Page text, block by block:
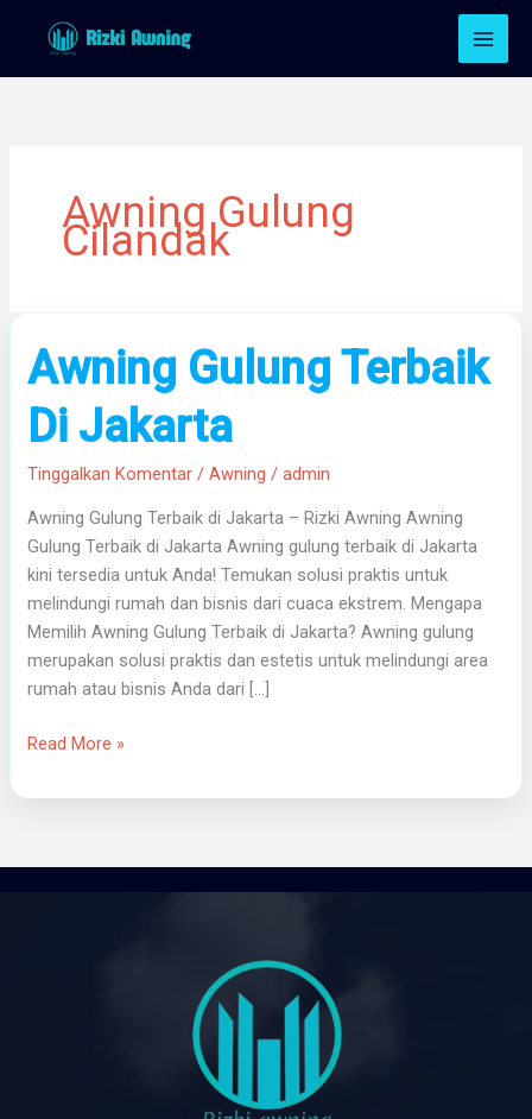
Awning Gulung
Cilandak
Awning Gulung Terbaik
Di Jakarta
Tinggalkan Komentar /Awning /admin
Awning Gulung Terbaik di Jakarta – Rizki Awning Awning
Gulung Terbaik di Jakarta Awning gulung terbaik di Jakarta
kini tersedia untuk Anda! Temukan solusi praktis untuk
melindungi rumah dan bisnis dari cuaca ekstrem. Mengapa
Memilih Awning Gulung Terbaik di Jakarta? Awning gulung
merupakan solusi praktis dan estetis untuk melindungi area
rumah atau bisnis Anda dari […]
Awning
Gulung
Terbaik
Di
Jakarta
Read More »